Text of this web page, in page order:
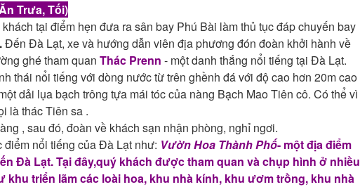
Trưa, Tối)
tại điểm hẹn đưa ra sân bay Phú Bài làm thủ tục đáp chuyến bay
.Đến Đà Lạt, xe và hướng dẫn viên địa phương đón đoàn khởi hành về
ghé tham quan Thác Prenn - một danh thắng nổi tiếng tại Đà Lạt.
thái nổi tiếng với dòng nước từ trên ghềnh đá với độ cao hơn 20m cao
dải lụa bạch trông tựa mái tóc của nàng Bạch Mao Tiên cô. Có thể vì
là thác Tiên sa .
, sau đó, đoàn về khách sạn nhận phòng, nghỉ ngơi.
nổi tiếng của Đà Lạt như: Vườn Hoa Thành Phố- một địa điểm
Đà Lạt. Tại đây,quý khách được tham quan và chụp hình ở nhiều
khu triển lãm các loài hoa, khu nhà kính, khu ươm trồng, khu nhà